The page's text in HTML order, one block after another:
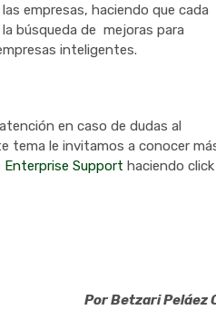
empresas, haciendo que cada
búsqueda de mejoras para
inteligentes.
en caso de dudas al
tema le invitamos a conocer
Enterprise Support haciendo click
Por Betzari Peláez